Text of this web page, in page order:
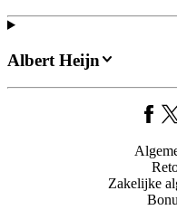
Albert Heijn
Zakelijke